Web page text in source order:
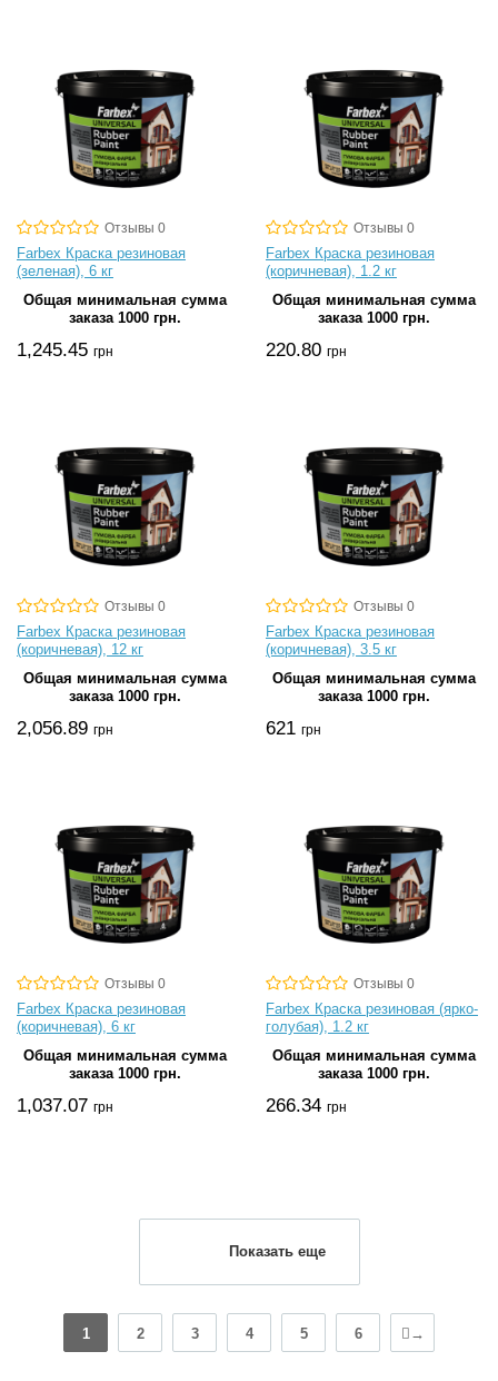
Отзывы 0
Farbex Краска резиновая
(зеленая), 6 кг
Общая минимальная сумма
заказа 1000 грн.
1,245.45 грн
Отзывы 0
Farbex Краска резиновая
(коричневая), 1.2 кг
Общая минимальная сумма
заказа 1000 грн.
220.80 грн
Отзывы 0
Farbex Краска резиновая
(коричневая), 12 кг
Общая минимальная сумма
заказа 1000 грн.
2,056.89 грн
Отзывы 0
Farbex Краска резиновая
(коричневая), 3.5 кг
Общая минимальная сумма
заказа 1000 грн.
621 грн
Отзывы 0
Farbex Краска резиновая
(коричневая), 6 кг
Общая минимальная сумма
заказа 1000 грн.
1,037.07 грн
Отзывы 0
Farbex Краска резиновая (ярко-
голубая), 1.2 кг
Общая минимальная сумма
заказа 1000 грн.
266.34 грн
Показать еще
1 2 3 4 5 6 →